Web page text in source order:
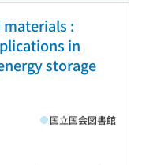
:
in
storage
国立国会図書館